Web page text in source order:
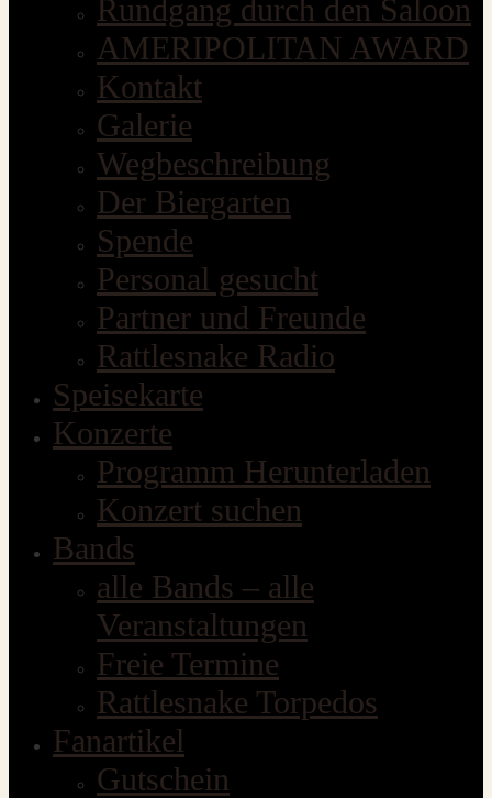
Rundgang durch den Saloon
AMERIPOLITAN AWARD
Kontakt
Galerie
Wegbeschreibung
Der Biergarten
Spende
Personal gesucht
Partner und Freunde
Rattlesnake Radio
Speisekarte
Konzerte
Programm Herunterladen
Konzert suchen
Bands
alle Bands – alle
Veranstaltungen
Freie Termine
Rattlesnake Torpedos
Fanartikel
Gutschein